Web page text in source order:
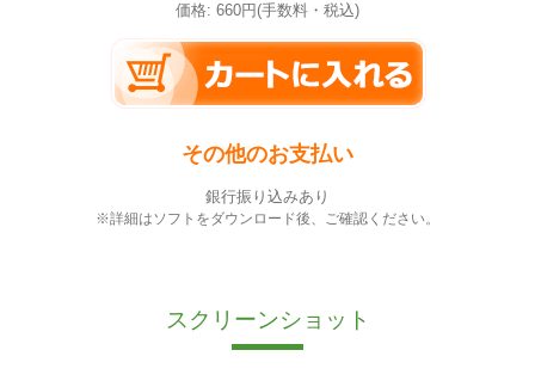
価格: 660円(手数料・税込)
その他のお支払い
銀行振り込みあり
※詳細はソフトをダウンロード後、ご確認ください。
スクリーンショット